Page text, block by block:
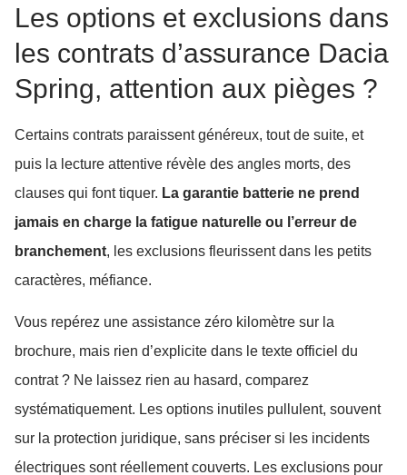
Les options et exclusions dans
les contrats d’assurance Dacia
Spring, attention aux pièges ?
Certains contrats paraissent généreux, tout de suite, et
puis la lecture attentive révèle des angles morts, des
clauses qui font tiquer. La garantie batterie ne prend
jamais en charge la fatigue naturelle ou l’erreur de
branchement, les exclusions fleurissent dans les petits
caractères, méfiance.
Vous repérez une assistance zéro kilomètre sur la
brochure, mais rien d’explicite dans le texte officiel du
contrat ? Ne laissez rien au hasard, comparez
systématiquement. Les options inutiles pullulent, souvent
sur la protection juridique, sans préciser si les incidents
électriques sont réellement couverts. Les exclusions pour